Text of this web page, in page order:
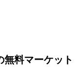
料マーケット